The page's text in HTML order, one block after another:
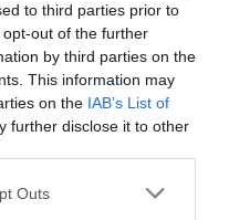
to third parties prior to
out of the further
by third parties on the
This information may
on the IAB’s List of
further disclose it to other
Outs